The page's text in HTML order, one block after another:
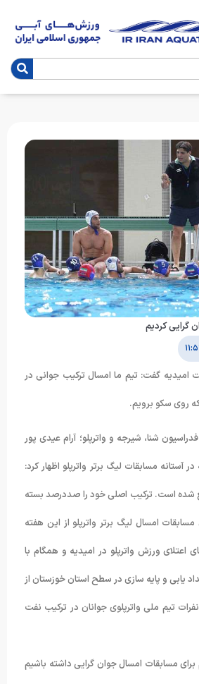
گرایی کردیم
امیدیه گفت: تیم ما امسال ترکیب جوانی در
که روی سکو برویم.
شنا، شیرجه و واترپلو؛ آرام عیدی پور
آستانه مسابقات لیگ برتر واترپلو اظهار کرد:
شده است. ترکیب اصلی خود را صددرصد بسته
امسال لیگ برتر واترپلو از این هفته
ورزش واترپلو در امیدیه و همگام با
یابی و پایه سازی در سطح استان خوزستان از
تیم ملی واترپلوی جوانان در ترکیب نفت
مسابقات امسال جوان گرایی داشته باشیم